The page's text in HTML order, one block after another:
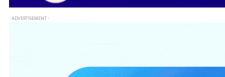
- ADVERTISEMENT -